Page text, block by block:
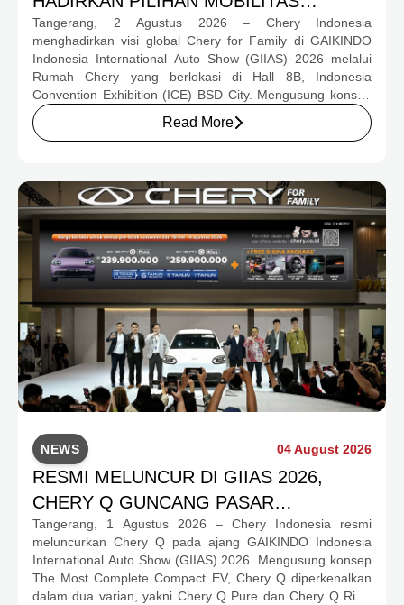
LENGKAP DAN PROGRAM APRESIASI
KONSUMEN BERNILAI HAMPIR RP1
MILIAR
Tangerang, 2 Agustus 2026 – Chery Indonesia
menghadirkan visi global Chery for Family di GAIKINDO
Indonesia International Auto Show (GIIAS) 2026 melalui
Rumah Chery yang berlokasi di Hall 8B, Indonesia
Convention Exhibition (ICE) BSD City. Mengusung konsep
rumah yang hangat dan inklusif, Chery menghadirkan
pengalaman menyeluruh bagi keluarga Indonesia melalui
program apresiasi untuk konsumen.
Read More
NEWS 04 August 2026
RESMI MELUNCUR DI GIIAS 2026,
CHERY Q GUNCANG PASAR
OTOMOTIF MELALUI HARGA SPESIAL
MULAI RP239,9 JUTA
Tangerang, 1 Agustus 2026 – Chery Indonesia resmi
meluncurkan Chery Q pada ajang GAIKINDO Indonesia
International Auto Show (GIIAS) 2026. Mengusung konsep
The Most Complete Compact EV, Chery Q diperkenalkan
dalam dua varian, yakni Chery Q Pure dan Chery Q Rizz,